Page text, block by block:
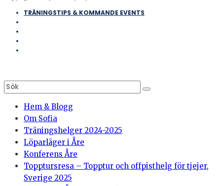
TRÄNINGSTIPS & KOMMANDE EVENTS
Hem & Blogg
Om Sofia
Träningshelger 2024-2025
Löparläger i Åre
Konferens Åre
Topptursresa – Topptur och offpisthelg för tjejer,
Sverige 2025